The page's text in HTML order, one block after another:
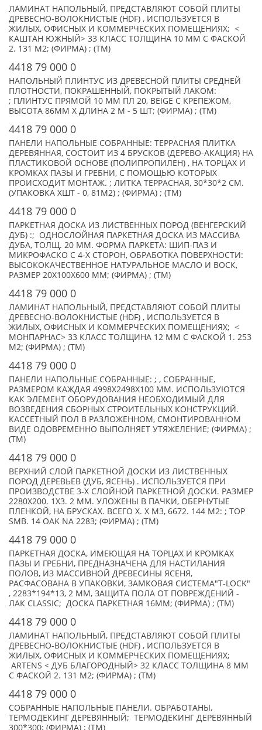
ЛАМИНАТ НАПОЛЬНЫЙ, ПРЕДСТАВЛЯЮТ СОБОЙ ПЛИТЫ
ДРЕВЕСНО-ВОЛОКНИСТЫЕ (HDF) , ИСПОЛЬЗУЕТСЯ В
ЖИЛЫХ, ОФИСНЫХ И КОММЕРЧЕСКИХ ПОМЕЩЕНИЯХ; <
КАШТАН ЮЖНЫЙ> 33 КЛАСС ТОЛЩИНА 10 ММ С ФАСКОЙ
2. 131 М2; (ФИРМА) ; (TM)
4418 79 000 0
НАПОЛЬНЫЙ ПЛИНТУС ИЗ ДРЕВЕСНОЙ ПЛИТЫ СРЕДНЕЙ
ПЛОТНОСТИ, ПОКРАШЕННЫЙ, ПОКРЫТЫЙ ЛАКОМ:
; ПЛИНТУС ПРЯМОЙ 10 ММ ПЛ 20, BEIGE С КРЕПЕЖОМ,
ВЫСОТА 86ММ Х ДЛИНА 2 М - 5 ШТ; (ФИРМА) ; (TM)
4418 79 000 0
ПАНЕЛИ НАПОЛЬНЫЕ СОБРАННЫЕ: ТЕРРАСНАЯ ПЛИТКА
ДЕРЕВЯННАЯ, СОСТОИТ ИЗ 4 БРУСКОВ (ДЕРЕВО-АКАЦИЯ) НА
ПЛАСТИКОВОЙ ОСНОВЕ (ПОЛИПРОПИЛЕН) , НА ТОРЦАХ И
КРОМКАХ ПАЗЫ И ГРЕБНИ, С ПОМОЩЬЮ КОТОРЫХ
ПРОИСХОДИТ МОНТАЖ. ; ЛИТКА ТЕРРАСНАЯ, 30*30*2 СМ.
(УПАКОВКА XШТ - 0, 81М2) ; (ФИРМА) ; (TM)
4418 79 000 0
ПАРКЕТНАЯ ДОСКА ИЗ ЛИСТВЕННЫХ ПОРОД (ВЕНГЕРСКИЙ
ДУБ) :; ОДНОСЛОЙНАЯ ПАРКЕТНАЯ ДОСКА ИЗ МАССИВА
ДУБА, ТОЛЩ. 20 ММ. ФОРМА ПАРКЕТА: ШИП-ПАЗ И
МИКРОФАСКО С 4-Х СТОРОН, ОБРАБОТКА ПОВЕРХНОСТИ:
ВЫСОКОКАЧЕСТВЕННОЕ НАТУРАЛЬНОЕ МАСЛО И ВОСК,
РАЗМЕР 20X100X600 MM; (ФИРМА) ; (TM)
4418 79 000 0
ЛАМИНАТ НАПОЛЬНЫЙ, ПРЕДСТАВЛЯЮТ СОБОЙ ПЛИТЫ
ДРЕВЕСНО-ВОЛОКНИСТЫЕ (HDF) , ИСПОЛЬЗУЕТСЯ В
ЖИЛЫХ, ОФИСНЫХ И КОММЕРЧЕСКИХ ПОМЕЩЕНИЯХ; <
МОНПАРНАС> 33 КЛАСС ТОЛЩИНА 12 ММ С ФАСКОЙ 1. 253
М2; (ФИРМА) ; (TM)
4418 79 000 0
ПАНЕЛИ НАПОЛЬНЫЕ СОБРАННЫЕ: ; , СОБРАННЫЕ,
РАЗМЕРОМ КАЖДАЯ 4998Х2498Х100 ММ. ИСПОЛЬЗУЮТСЯ
КАК ЭЛЕМЕНТ ОБОРУДОВАНИЯ НЕОБХОДИМЫЙ ДЛЯ
ВОЗВЕДЕНИЯ СБОРНЫХ СТРОИТЕЛЬНЫХ КОНСТРУКЦИЙ.
КАССЕТНЫЙ ПОЛ В РАЗЛОЖЕННОМ, СМОНТИРОВАННОМ
ВИДЕ ОДОВРЕМЕННО ВЫПОЛНЯЕТ УТЯЖЕЛЕНИЕ; (ФИРМА) ;
(TM)
4418 79 000 0
ВЕРХНИЙ СЛОЙ ПАРКЕТНОЙ ДОСКИ ИЗ ЛИСТВЕННЫХ
ПОРОД ДЕРЕВЬЕВ (ДУБ, ЯСЕНЬ) . ИСПОЛЬЗУЕТСЯ ПРИ
ПРОИЗВОДСТВЕ 3-Х СЛОЙНОЙ ПАРКЕТНОЙ ДОСКИ. РАЗМЕР
2280Х200. 1Х3. 2 ММ. УЛОЖЕНЫ В ПАЧКИ, ОБЕРНУТЫЕ
ПЛЕНКОЙ, НА БРУСКАХ. ВСЕГО X. X М3, 6672. 144 М2: ; TOP
SMB. 14 OAK NA 2283; (ФИРМА) ; (TM)
4418 79 000 0
ПАРКЕТНАЯ ДОСКА, ИМЕЮЩАЯ НА ТОРЦАХ И КРОМКАХ
ПАЗЫ И ГРЕБНИ, ПРЕДНАЗНАЧЕНА ДЛЯ НАСТИЛАНИЯ
ПОЛОВ, ИЗ МАССИВНОЙ ДРЕВЕСИНЫ ЯСЕНЯ,
РАСФАСОВАНА В УПАКОВКИ, ЗАМКОВАЯ СИСТЕМА"T-LOCK"
, 2283*194*13, 2 MM, ЗАЩИТА ПОЛА ОТ ПОВРЕЖДЕНИЙ -
ЛАК CLASSIC; ДОСКА ПАРКЕТНАЯ 16ММ; (ФИРМА) ; (TM)
4418 79 000 0
ЛАМИНАТ НАПОЛЬНЫЙ, ПРЕДСТАВЛЯЮТ СОБОЙ ПЛИТЫ
ДРЕВЕСНО-ВОЛОКНИСТЫЕ (HDF) , ИСПОЛЬЗУЕТСЯ В
ЖИЛЫХ, ОФИСНЫХ И КОММЕРЧЕСКИХ ПОМЕЩЕНИЯХ;
ARTENS < ДУБ БЛАГОРОДНЫЙ> 32 КЛАСС ТОЛЩИНА 8 ММ
С ФАСКОЙ 2. 131 М2; (ФИРМА) ; (TM)
4418 79 000 0
СОБРАННЫЕ НАПОЛЬНЫЕ ПАНЕЛИ. ОБРАБОТАНЫ,
ТЕРМОДЕКИНГ ДЕРЕВЯННЫЙ; ТЕРМОДЕКИНГ ДЕРЕВЯННЫЙ
300*300; (ФИРМА) ; (TM)